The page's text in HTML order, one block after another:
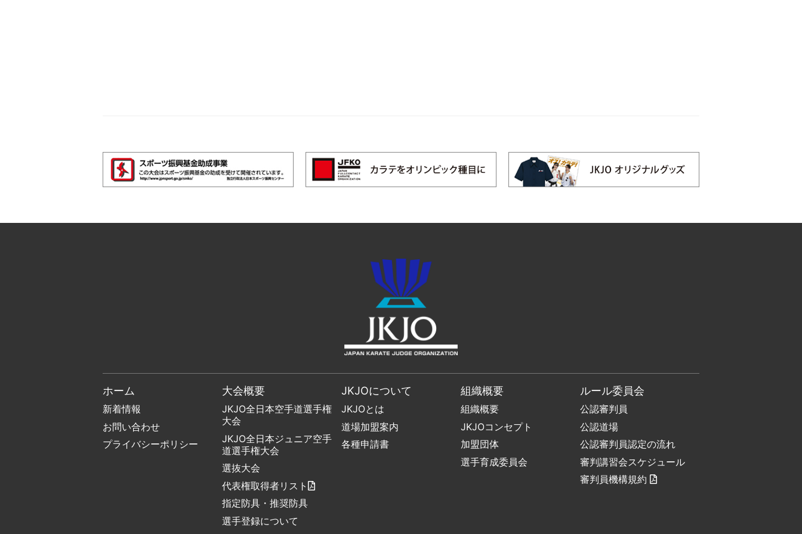
ホーム
新着情報
お問い合わせ
プライバシーポリシー
大会概要
JKJO全日本空手道選手権
大会
JKJO全日本ジュニア空手
道選手権大会
選抜大会
代表権取得者リスト
指定防具・推奨防具
選手登録について
JKJOについて
JKJOとは
道場加盟案内
各種申請書
組織概要
組織概要
JKJOコンセプト
加盟団体
選手育成委員会
ルール委員会
公認審判員
公認道場
公認審判員認定の流れ
審判講習会スケジュール
審判員機構規約